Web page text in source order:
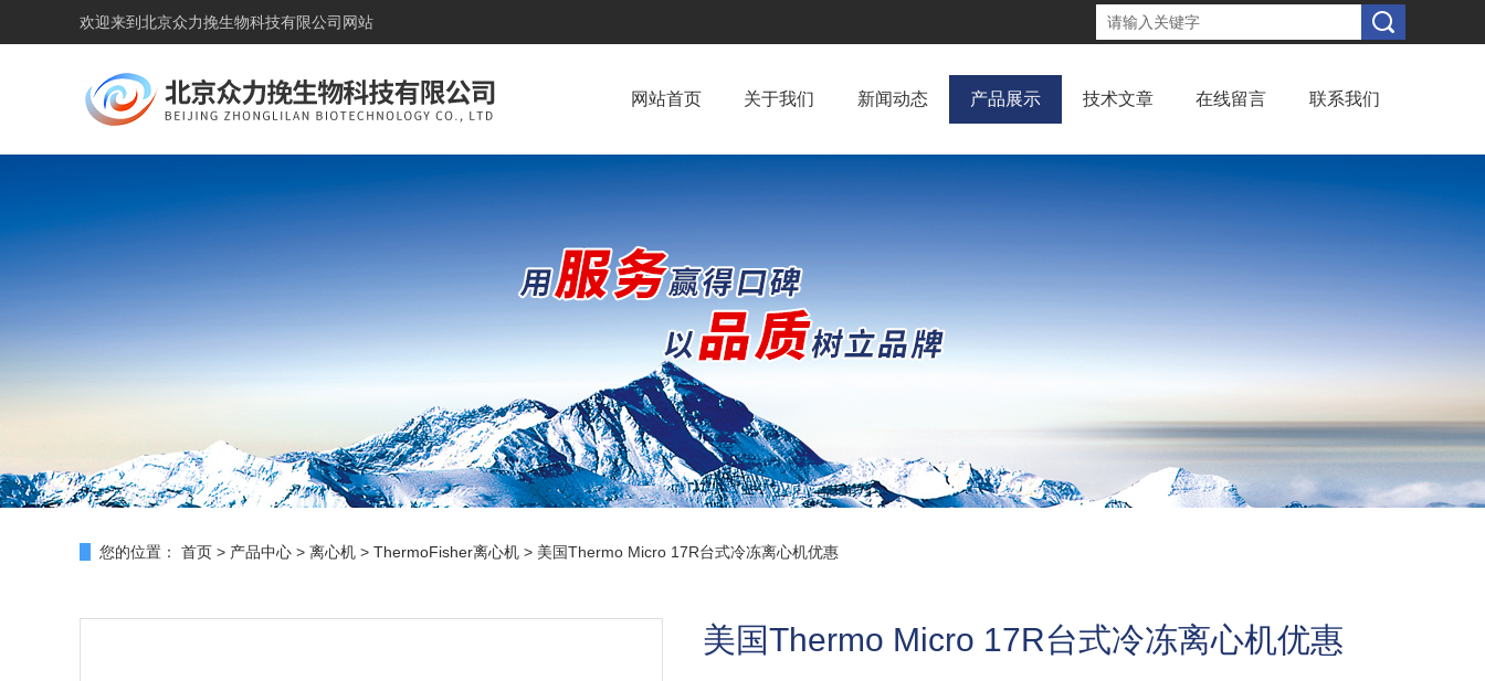
欢迎来到 北京众力挽生物科技有限公司网站
网站首页 关于我们 新闻动态 产品展示 技术文章 在线留言 联系我们
您的位置： 首页 > 产品中心 > 离心机 > ThermoFisher离心机 > 美国Thermo Micro 17R台式冷冻离心机优惠
美国Thermo Micro 17R台式冷冻离心机优惠